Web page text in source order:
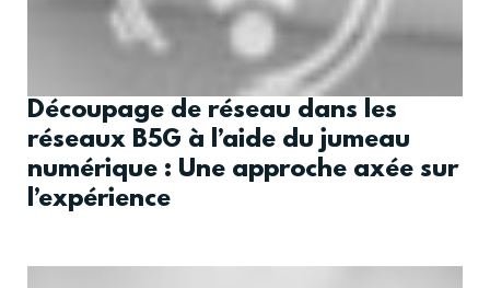
Découpage de réseau dans les
réseaux B5G à l’aide du jumeau
numérique : Une approche axée sur
l’expérience